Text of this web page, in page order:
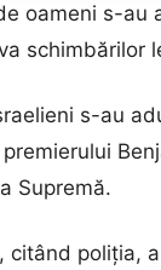
oameni s-au
schimbărilor
s-au
Supremă.
citând poliția,